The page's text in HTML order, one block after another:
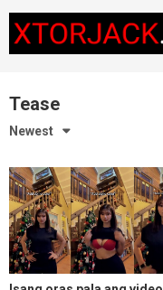
content
Tease
Newest